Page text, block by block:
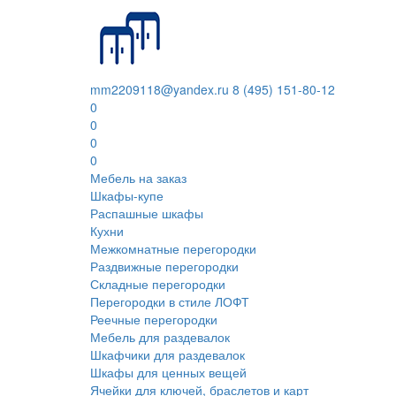
mm2209118@yandex.ru 8 (495) 151-80-12
0
0
0
0
Мебель на заказ
Шкафы-купе
Распашные шкафы
Кухни
Межкомнатные перегородки
Раздвижные перегородки
Складные перегородки
Перегородки в стиле ЛОФТ
Реечные перегородки
Мебель для раздевалок
Шкафчики для раздевалок
Шкафы для ценных вещей
Ячейки для ключей, браслетов и карт